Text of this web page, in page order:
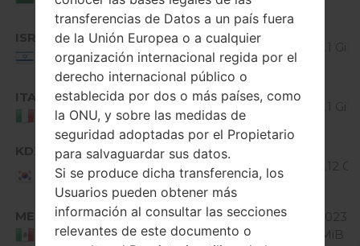
ISR
Israel
V40020b_00.kdz
Android
Lollipop
1.1 GiB
ITA
Italy
V40020b_00.kdz
5.0.x
1.1 GiB
KDX
Republic of
Korea
V40020a_00.kdz
5.0.x
Lollipop
1.12
MEX
Mexico
V40010f_00.kdz
Android
MiB
transferencias de Datos a un país fuera
de la Unión Europea o a cualquier
organización internacional regida por el
derecho internacional público o
establecida por dos o más países, como
la ONU, y sobre las medidas de
seguridad adoptadas por el Propietario
para salvaguardar sus datos.
Si se produce dicha transferencia, los
Usuarios pueden obtener más
información al consultar las secciones
relevantes de este documento o